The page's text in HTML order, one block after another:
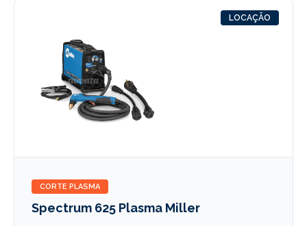
LOCAÇÃO
CORTE PLASMA
Spectrum 625 Plasma Miller